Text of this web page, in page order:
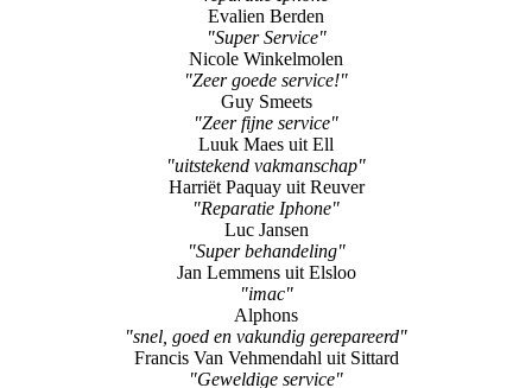
Joep
"Hele fijne service!"
Charlene Van Polanen Petel
"reparatie Iphone"
Evalien Berden
"Super Service"
Nicole Winkelmolen
"Zeer goede service!"
Guy Smeets
"Zeer fijne service"
Luuk Maes uit Ell
"uitstekend vakmanschap"
Harriët Paquay uit Reuver
"Reparatie Iphone"
Luc Jansen
"Super behandeling"
Jan Lemmens uit Elsloo
"imac"